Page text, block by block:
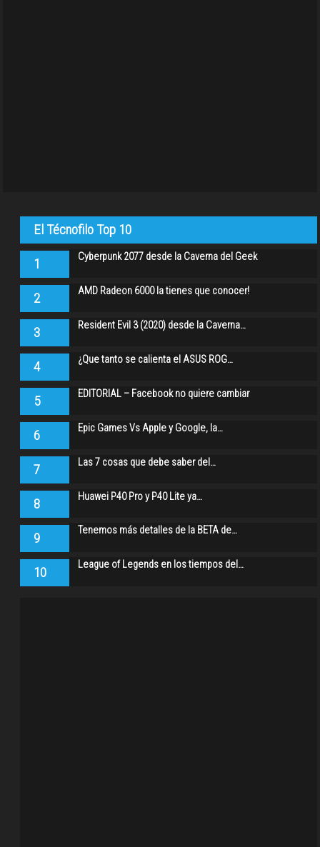
El Técnofilo Top 10
1 Cyberpunk 2077 desde la Caverna del Geek
2 AMD Radeon 6000 la tienes que conocer!
3 Resident Evil 3 (2020) desde la Caverna…
4 ¿Que tanto se calienta el ASUS ROG…
5 EDITORIAL – Facebook no quiere cambiar
6 Epic Games Vs Apple y Google, la…
7 Las 7 cosas que debe saber del…
8 Huawei P40 Pro y P40 Lite ya…
9 Tenemos más detalles de la BETA de…
10 League of Legends en los tiempos del…